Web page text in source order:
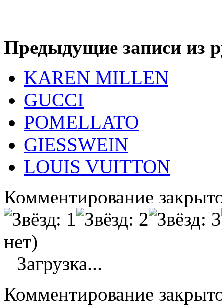
Предыдущие записи из
KAREN MILLEN
GUCCI
POMELLATO
GIESSWEIN
LOUIS VUITTON
Комментирование
нет)
Загрузка...
Комментирование